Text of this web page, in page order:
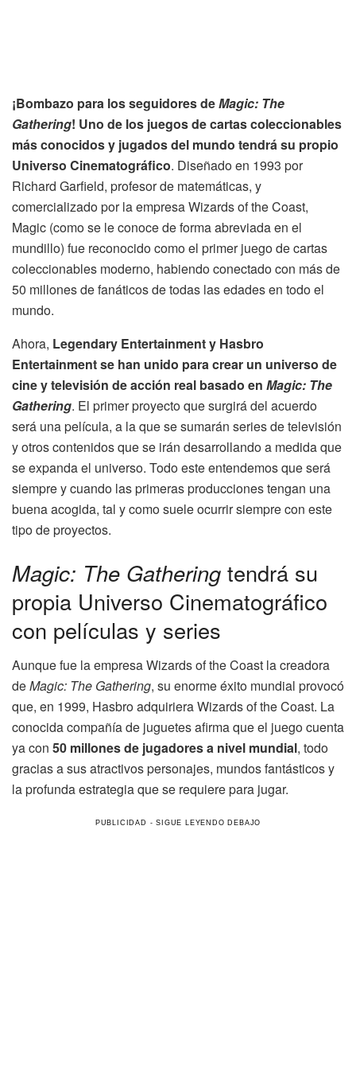
¡Bombazo para los seguidores deMagic: The
Gathering! Uno de los juegos de cartas coleccionables
más conocidos y jugados del mundo tendrá su propio
Universo Cinematográfico. Diseñado en 1993 por
Richard Garfield, profesor de matemáticas, y
comercializado por la empresa Wizards of the Coast,
Magic (como se le conoce de forma abreviada en el
mundillo) fue reconocido como el primer juego de cartas
coleccionables moderno, habiendo conectado con más de
50 millones de fanáticos de todas las edades en todo el
mundo.
Ahora, Legendary Entertainment y Hasbro
Entertainment se han unido para crear un universo de
cine y televisión de acción real basado en Magic: The
Gathering. El primer proyecto que surgirá del acuerdo
será una película, a la que se sumarán series de televisión
y otros contenidos que se irán desarrollando a medida que
se expanda el universo. Todo este entendemos que será
siempre y cuando las primeras producciones tengan una
buena acogida, tal y como suele ocurrir siempre con este
tipo de proyectos.
Magic: The Gathering tendrá su
propia Universo Cinematográfico
con películas y series
Aunque fue la empresa Wizards of the Coast la creadora
deMagic: The Gathering, su enorme éxito mundial provocó
que, en 1999, Hasbro adquiriera Wizards of the Coast. La
conocida compañía de juguetes afirma que el juego cuenta
ya con 50 millones de jugadores a nivel mundial, todo
gracias a sus atractivos personajes, mundos fantásticos y
la profunda estrategia que se requiere para jugar.